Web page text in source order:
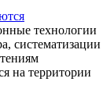
технологии
систематизации
на территории